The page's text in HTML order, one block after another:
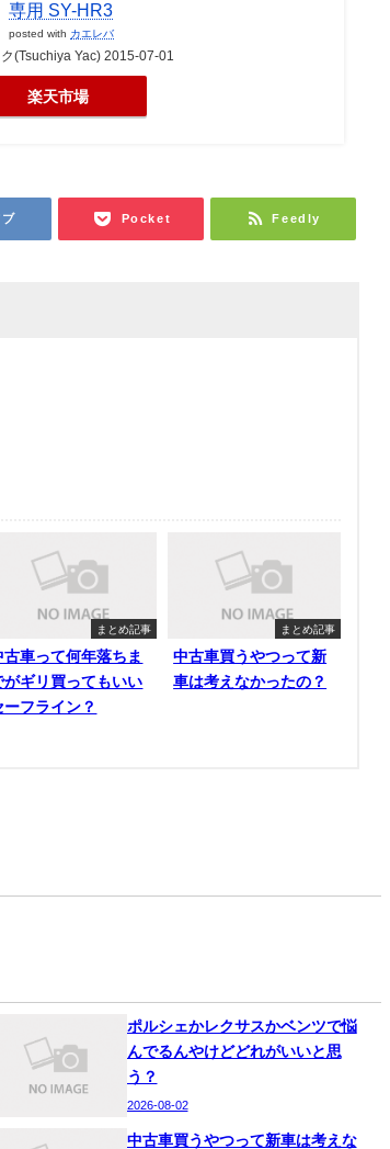
専用 SY-HR3
posted with カエレバ
(Tsuchiya Yac) 2015-07-01
楽天市場
ブ Pocket Feedly
まとめ記事
古車って何年落ちま
がギリ買ってもいい
ーフライン？
まとめ記事
中古車買うやつって新
車は考えなかったの？
ポルシェかレクサスかベンツで悩
んでるんやけどどれがいいと思
う？
2026-08-02
中古車買うやつって新車は考えな